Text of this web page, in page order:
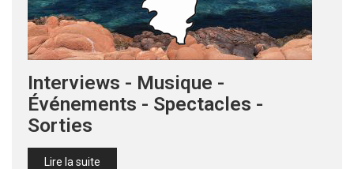
Interviews - Musique -
Événements - Spectacles -
Sorties
Lire la suite